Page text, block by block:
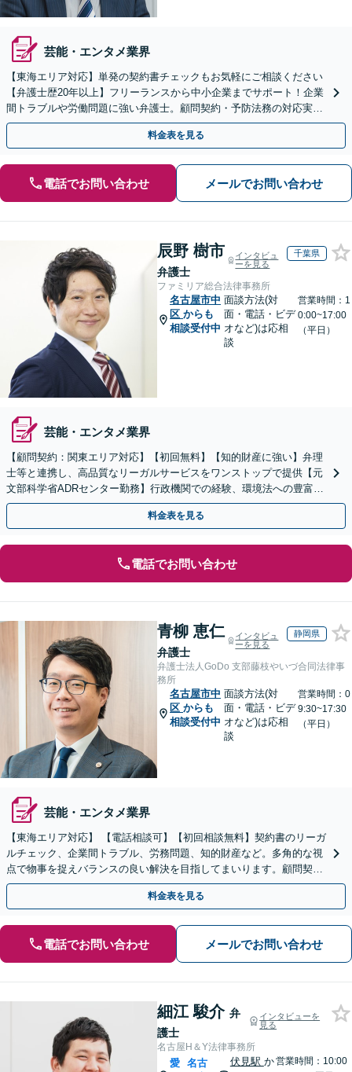
芸能・エンタメ業界
【東海エリア対応】単発の契約書チェックもお気軽にご相談ください
【弁護士歴20年以上】フリーランスから中小企業までサポート！企業
間トラブルや労働問題に強い弁護士。顧問契約・予防法務の対応実績
も豊富です。【夜間・休日面談可】【完全個室】
料金表を見る
電話でお問い合わせ メールでお問い合わせ
辰野 樹市
弁護士
インタビュ
ーを見る
千葉県
ファミリア総合法律事務所
名古屋市中
区 からも
相談受付中
面談方法(対
面・電話・ビデ
オなど)は応相
談
営業時間：1
0:00~17:00
（平日）
芸能・エンタメ業界
【顧問契約：関東エリア対応】【初回無料】【知的財産に強い】弁理
士等と連携し、高品質なリーガルサービスをワンストップで提供【元
文部科学省ADRセンター勤務】行政機関での経験、環境法への豊富な
知識を活かし、事業者さまの抱える問題を解決へ導きます
料金表を見る
電話でお問い合わせ
青柳 恵仁
弁護士
インタビュ
ーを見る
静岡県
弁護士法人GoDo 支部藤枝やいづ合同法律事
務所
名古屋市中
区 からも
相談受付中
面談方法(対
面・電話・ビデ
オなど)は応相
談
営業時間：0
9:30~17:30
（平日）
芸能・エンタメ業界
【東海エリア対応】 【電話相談可】【初回相談無料】契約書のリーガ
ルチェック、企業間トラブル、労務問題、知的財産など。多角的な視
点で物事を捉えバランスの良い解決を目指してまいります。顧問契約
は月額5,000円から対応可【夜間＆休日面談OK】
料金表を見る
電話でお問い合わせ メールでお問い合わせ
細江 駿介 弁
護士
インタビューを
見る
名古屋H＆Y法律事務所
愛
名古
伏見駅 か営業時間：10:00